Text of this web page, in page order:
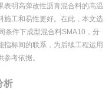
表明高弹改性沥青混合料的高温
施工和易性更好。在此，本文选
条件下成型混合料SMA10，分
指标间的联系，为后续工程运用
考依据。
析